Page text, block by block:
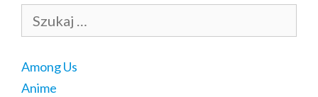
Among Us
Anime